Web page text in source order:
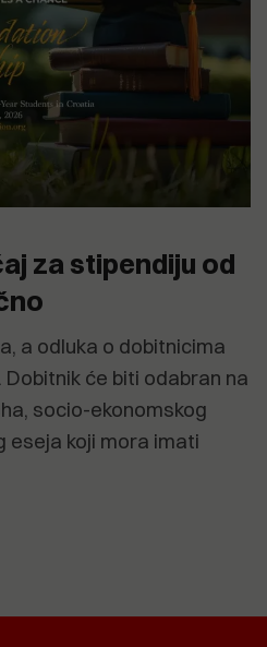
za stipendiju od
a odluka o dobitnicima
će biti odabran na
socio-ekonomskog
eseja koji mora imati